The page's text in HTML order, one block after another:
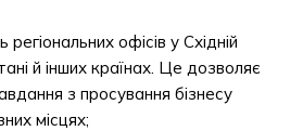
регіональних офісів у Східній
й інших країнах. Це дозволяє
з просування бізнесу
місцях;